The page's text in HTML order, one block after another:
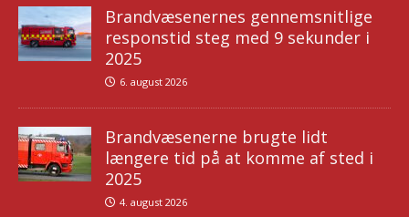
Brandvæsenernes gennemsnitlige
responstid steg med 9 sekunder i
2025
6. august 2026
Brandvæsenerne brugte lidt
længere tid på at komme af sted i
2025
4. august 2026